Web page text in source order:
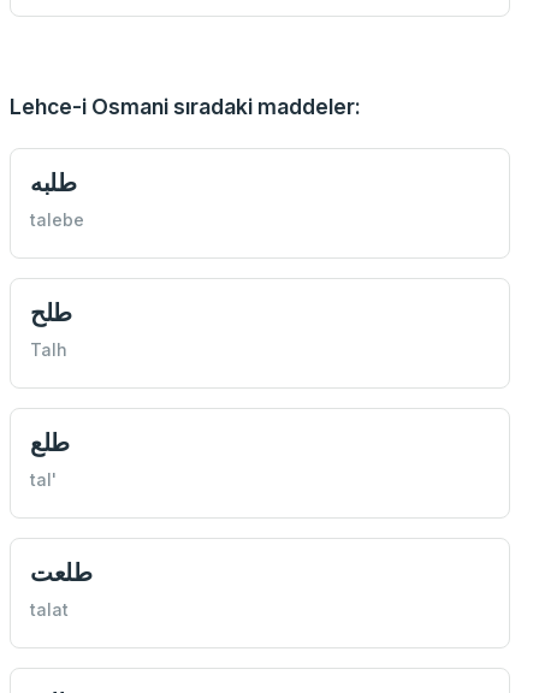
Lehce-i Osmani sıradaki maddeler:
طلبه
talebe
طلح
Talh
طلع
tal'
طلعت
talat